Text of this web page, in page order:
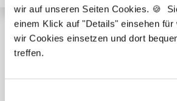
wir auf unseren Seiten Cookies. 🍪
einem Klick auf "Details" einsehen für
wir Cookies einsetzen und dort
treffen.
🌟 PREMIUM-STELLENANGEBOT 🌟